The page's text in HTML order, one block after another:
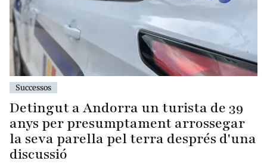
Successos
Detingut a Andorra un turista de 39
anys per presumptament arrossegar
la seva parella pel terra després d'una
discussió